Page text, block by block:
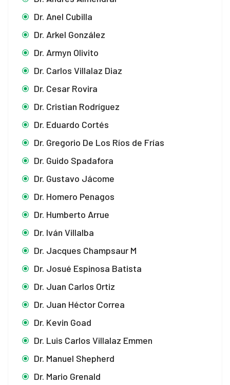
Dr. Anel Cubilla
Dr. Arkel González
Dr. Armyn Olivito
Dr. Carlos Villalaz Diaz
Dr. Cesar Rovira
Dr. Cristian Rodríguez
Dr. Eduardo Cortés
Dr. Gregorio De Los Ríos de Frías
Dr. Guido Spadafora
Dr. Gustavo Jácome
Dr. Homero Penagos
Dr. Humberto Arrue
Dr. Iván Villalba
Dr. Jacques Champsaur M
Dr. Josué Espinosa Batista
Dr. Juan Carlos Ortiz
Dr. Juan Héctor Correa
Dr. Kevin Goad
Dr. Luis Carlos Villalaz Emmen
Dr. Manuel Shepherd
Dr. Mario Grenald